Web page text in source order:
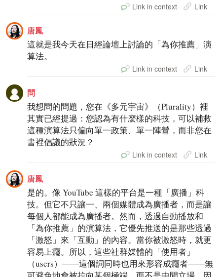
Link in context Link
唐鳳
這就是我今天在日經論壇上討論的「為你推薦」演
算法。
Link in context Link
問
我想問的問題，您在《多元宇宙》（Plurality）裡
其實已經提過：您認為有什麼樣的科技，可以補救
這種演算法只偏向單一政策、單一陣營，而非您在
書裡倡議的狀況？
Link in context Link
唐鳳
是的。像 YouTube 這樣的平台是一種「廣播」科
技。但它不只讓一、兩個媒體成為廣播者，而是讓
每個人都能成為廣播者。然而，透過自動播放和
「為你推薦」的演算法，它優先推送的是那些透過
「激怒」來「互動」的內容。當你被激怒時，就更
容易上癮。所以，這些社群媒體的「使用者」
（users）——這個詞同時也用來形容成癮者——無